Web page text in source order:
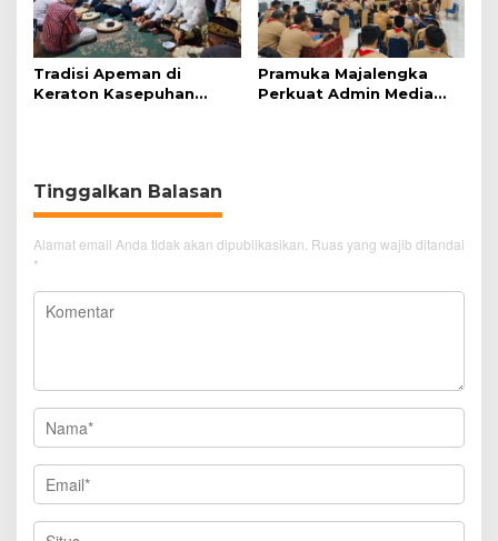
Tradisi Apeman di
Keraton Kasepuhan
Pramuka Majalengka
Perkuat Admin Media
Tinggalkan Balasan
Alamat email Anda tidak akan dipublikasikan. Ruas yang wajib ditandai
*